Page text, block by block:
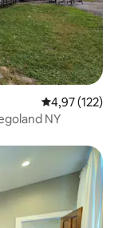
Średnia
4,97 (122)
NY